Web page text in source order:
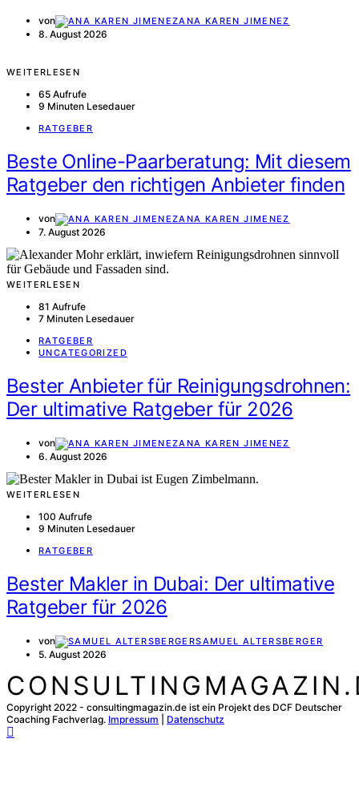
von ANA KAREN JIMENEZ
8. August 2026
WEITERLESEN
65 Aufrufe
9 Minuten Lesedauer
RATGEBER
Beste Online-Paarberatung: Mit diesem
Ratgeber den richtigen Anbieter finden
von ANA KAREN JIMENEZ
7. August 2026
WEITERLESEN
81 Aufrufe
7 Minuten Lesedauer
RATGEBER
UNCATEGORIZED
Bester Anbieter für Reinigungsdrohnen:
Der ultimative Ratgeber für 2026
von ANA KAREN JIMENEZ
6. August 2026
WEITERLESEN
100 Aufrufe
9 Minuten Lesedauer
RATGEBER
Bester Makler in Dubai: Der ultimative
Ratgeber für 2026
von SAMUEL ALTERSBERGER
5. August 2026
Copyright 2022 - consultingmagazin.de ist ein Projekt des DCF Deutscher
Coaching Fachverlag. Impressum Datenschutz